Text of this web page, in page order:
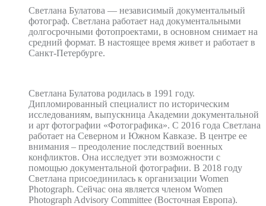
Светлана Булатова — независимый документальный
фотограф. Светлана работает над документальными
долгосрочными фотопроектами, в основном снимает на
средний формат. В настоящее время живет и работает в
Санкт-Петербурге.
Светлана Булатова родилась в 1991 году.
Дипломированный специалист по историческим
исследованиям, выпускница Академии документальной
и арт фотографии «Фотографика». С 2016 года Светлана
работает на Северном и Южном Кавказе. В центре ее
внимания – преодоление последствий военных
конфликтов. Она исследует эти возможности с
помощью документальной фотографии. В 2018 году
Светлана присоединилась к организации Women
Photograph. Сейчас она является членом Women
Photograph Advisory Committee (Восточная Европа).